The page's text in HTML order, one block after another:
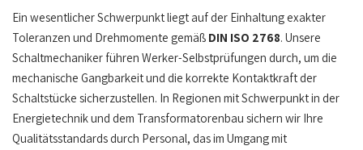
Ein wesentlicher Schwerpunkt liegt auf der Einhaltung exakter
Toleranzen und Drehmomente gemäß DIN ISO 2768. Unsere
Schaltmechaniker führen Werker-Selbstprüfungen durch, um die
mechanische Gangbarkeit und die korrekte Kontaktkraft der
Schaltstücke sicherzustellen. In Regionen mit Schwerpunkt in der
Energietechnik und dem Transformatorenbau sichern wir Ihre
Qualitätsstandards durch Personal, das im Umgang mit